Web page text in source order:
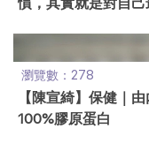
瀏覽數：278
【陳宣綺】保健｜
100%膠原蛋白